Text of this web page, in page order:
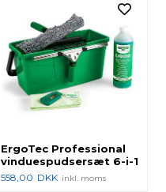
ErgoTec Professional
vinduespudsersæt 6-i-1
558,00 DKK inkl. moms